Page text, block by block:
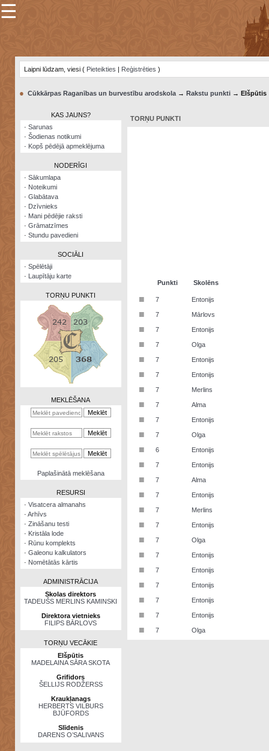
×
Šodienas
notikumi
Visatcera
almanahs
Arhīvs
Zināšanu
kalkulators
Nomētātās
☰
Laipni lūdzam, viesi ( Pieteikties | Reģistrēties )
● Cūkkārpas Raganības un burvestību arodskola→ Rakstu punkti→ Elšpūtis
KAS JAUNS?
· Sarunas
· Šodienas notikumi
· Kopš pēdējā apmeklējuma
NODERĪGI
· Sākumlapa
· Noteikumi
· Glabātava
· Dzīvnieks
· Mani pēdējie raksti
· Grāmatzīmes
· Stundu pavedieni
SOCIĀLI
· Spēlētāji
· Laupītāju karte
TORŅU PUNKTI
MEKLĒŠANA
Paplašinātā meklēšana
RESURSI
· Visatcera almanahs
· Arhīvs
· Zināšanu testi
· Kristāla lode
· Rūnu komplekts
· Galeonu kalkulators
· Nomētātās kārtis
ADMINISTRĀCIJA
Skolas direktors
TADEUŠS MERLINS KAMINSKI
Direktora vietnieks
FILIPS BĀRLOVS
TORŅU VECĀKIE
Elšpūtis
MADELAINA SĀRA SKOTA
Grifidors
ŠELLIJS RODŽERSS
Kraukļanags
HERBERTS VILBURS
BJŪFORDS
Slīdenis
DARENS O’SALIVANS
TORŅU PUNKTI
Punkti Skolēns
■ 7 Entonijs
■ 7 Mārlovs
■ 7 Entonijs
■ 7 Olga
■ 7 Entonijs
■ 7 Entonijs
■ 7 Merlins
■ 7 Alma
■ 7 Entonijs
■ 7 Olga
■ 6 Entonijs
■ 7 Entonijs
■ 7 Alma
■ 7 Entonijs
■ 7 Merlins
■ 7 Entonijs
■ 7 Olga
■ 7 Entonijs
■ 7 Entonijs
■ 7 Entonijs
■ 7 Entonijs
■ 7 Entonijs
■ 7 Olga